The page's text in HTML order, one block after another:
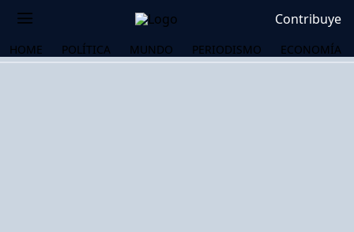
Contribuye
HOME POLÍTICA MUNDO PERIODISMO ECONOMÍA